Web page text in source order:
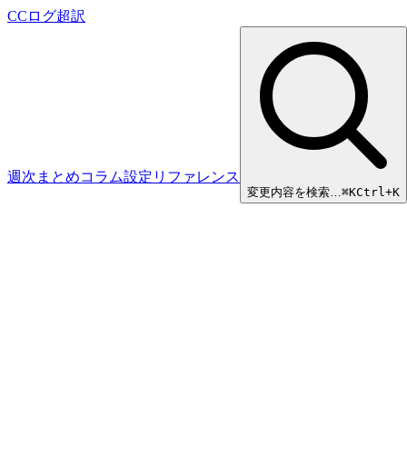
CCログ超訳
週次まとめコラム設定リファレンス
変更内容を検索…⌘KCtrl+K